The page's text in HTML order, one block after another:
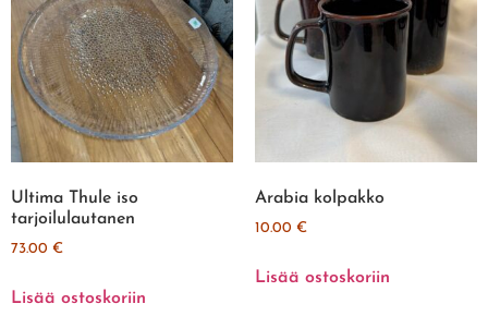
Ultima Thule iso
tarjoilulautanen
73.00 €
Lisää ostoskoriin
Arabia kolpakko
10.00 €
Lisää ostoskoriin